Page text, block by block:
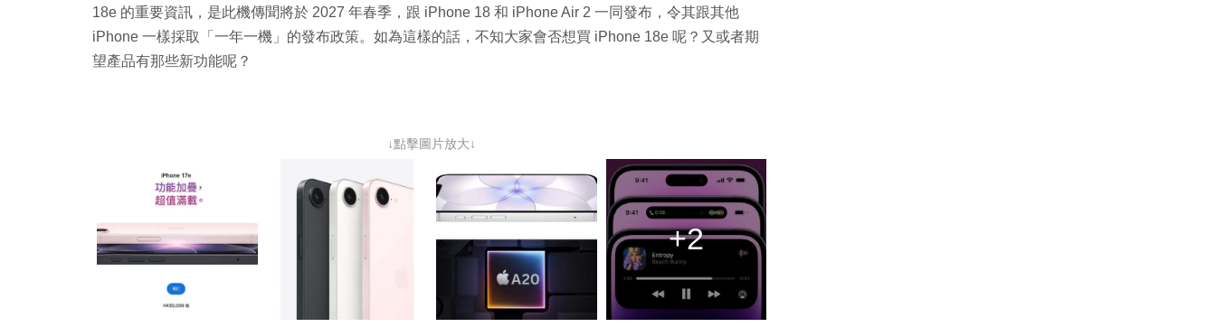
18e 的重要資訊，是此機傳聞將於 2027 年春季，跟 iPhone 18 和 iPhone Air 2 一同發布，令其跟其他
iPhone 一樣採取「一年一機」的發布政策。如為這樣的話，不知大家會否想買 iPhone 18e 呢？又或者期
望產品有那些新功能呢？
↓點擊圖片放大↓
+2